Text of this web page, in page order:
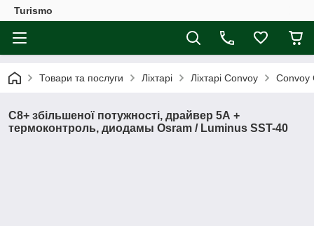
Turismo
Товари та послуги Ліхтарі Ліхтарі Convoy Convoy
C8+ збільшеної потужності, драйвер 5А +
термоконтроль, диодамы Osram / Luminus SST-40